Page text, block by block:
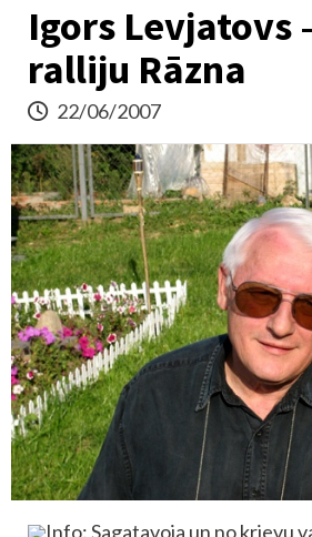
Igors Levjatovs
ralliju Rāzna
22/06/2007
Info: Sagatavoja un no krievu